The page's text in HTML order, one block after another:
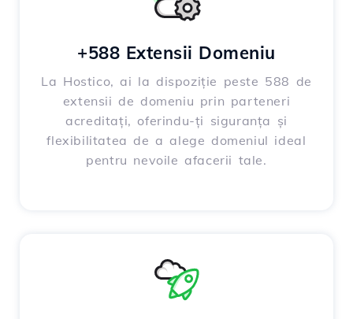
+588 Extensii Domeniu
La Hostico, ai la dispoziție peste 588 de
extensii de domeniu prin parteneri
acreditați, oferindu-ți siguranța și
flexibilitatea de a alege domeniul ideal
pentru nevoile afacerii tale.